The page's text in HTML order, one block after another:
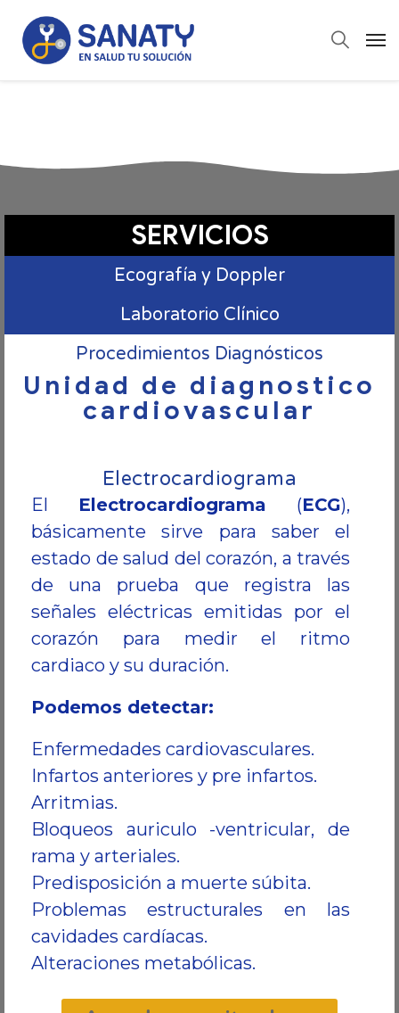
SERVICIOS
Ecografía y Doppler
Laboratorio Clínico
Procedimientos Diagnósticos
Unidad de diagnostico
cardiovascular
Electrocardiograma
El Electrocardiograma (ECG),
básicamente sirve para saber el
estado de salud del corazón, a través
de una prueba que registra las
señales eléctricas emitidas por el
corazón para medir el ritmo
cardiaco y su duración.
Podemos detectar:
Enfermedades cardiovasculares.
Infartos anteriores y pre infartos.
Arritmias.
Bloqueos auriculo -ventricular, de
rama y arteriales.
Predisposición a muerte súbita.
Problemas estructurales en las
cavidades cardíacas.
Alteraciones metabólicas.